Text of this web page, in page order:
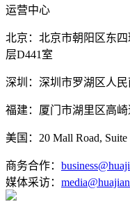
运营中心
北京：北京市朝阳区东
层D441室
深圳：深圳市罗湖区人
福建：厦门市湖里区高
美国：20 Mall Road,
商务合作：
媒体采访：